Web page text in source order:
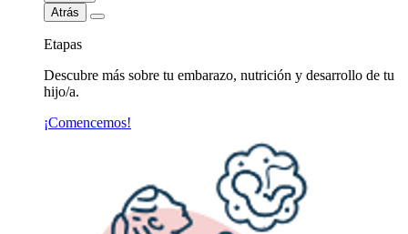
Atrás
Etapas
Descubre más sobre tu embarazo, nutrición y desarrollo de tu
hijo/a.
¡Comencemos!